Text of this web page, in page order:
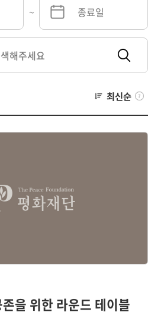
최신순
~
을 위한 라운드 테이블